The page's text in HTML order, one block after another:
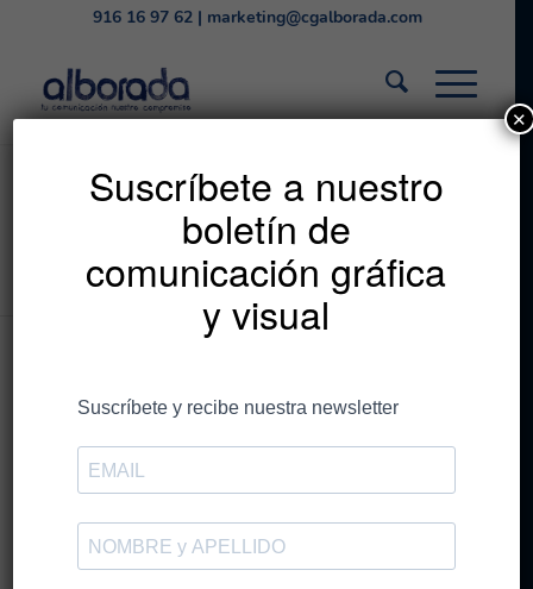
916 16 97 62| marketing@cgalborada.com
Listado de la etiqueta:
protección
Estás en: Inicio / protección
Entradas
Suscríbete a nuestro
boletín de
comunicación gráfica
y visual
✕